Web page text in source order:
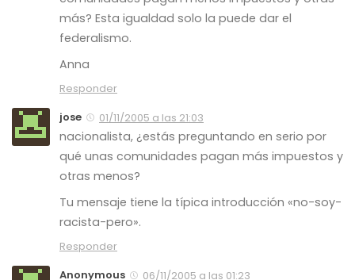
más? Esta igualdad solo la puede dar el
federalismo.
Anna
Responder
jose
01/11/2005 a las 21:03
nacionalista, ¿estás preguntando en serio por
qué unas comunidades pagan más impuestos y
otras menos?
Tu mensaje tiene la típica introducción «no-soy-
racista-pero».
Responder
Anonymous
06/11/2005 a las 01:23